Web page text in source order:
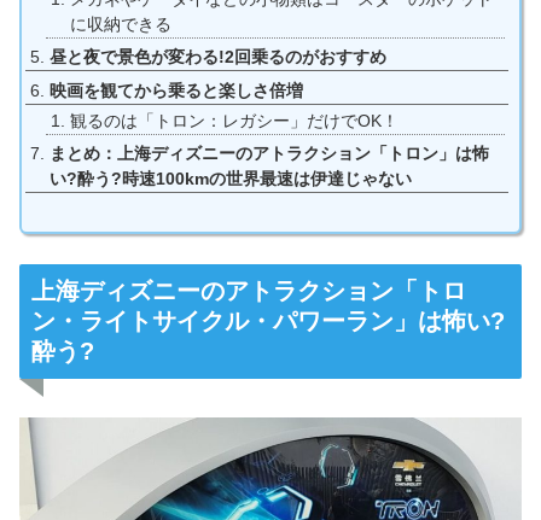
に収納できる
昼と夜で景色が変わる!2回乗るのがおすすめ
映画を観てから乗ると楽しさ倍増
観るのは「トロン：レガシー」だけでOK！
まとめ：上海ディズニーのアトラクション「トロン」は怖
い?酔う?時速100kmの世界最速は伊達じゃない
上海ディズニーのアトラクション「トロ
ン・ライトサイクル・パワーラン」は怖い?
酔う?